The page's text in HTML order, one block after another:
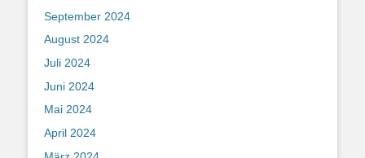
September 2024
August 2024
Juli 2024
Juni 2024
Mai 2024
April 2024